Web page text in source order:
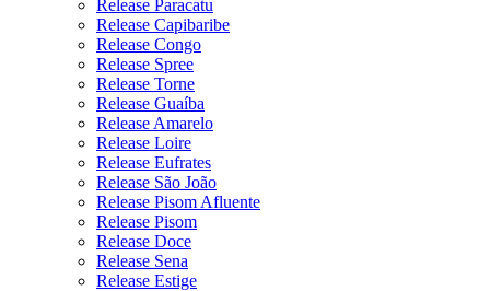
Release Paracatu
Release Capibaribe
Release Congo
Release Spree
Release Torne
Release Guaíba
Release Amarelo
Release Loire
Release Eufrates
Release São João
Release Pisom Afluente
Release Pisom
Release Doce
Release Sena
Release Estige